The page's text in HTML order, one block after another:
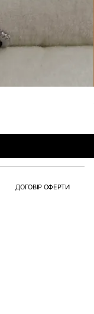
ДОГОВІР ОФЕРТИ